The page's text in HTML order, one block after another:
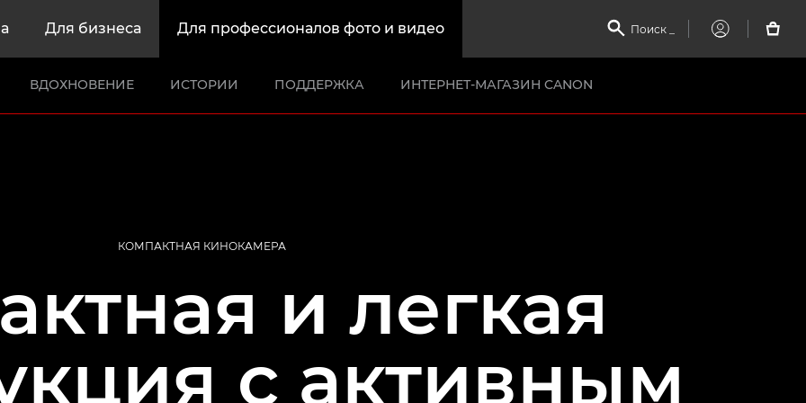
Для бизнеса Для профессионалов фото и видео  Поиск
My

ВДОХНОВЕНИЕ ИСТОРИИ ПОДДЕРЖКА ИНТЕРНЕТ-МАГАЗИН CANON
КОМПАКТНАЯ КИНОКАМЕРА
и легкая
с активным